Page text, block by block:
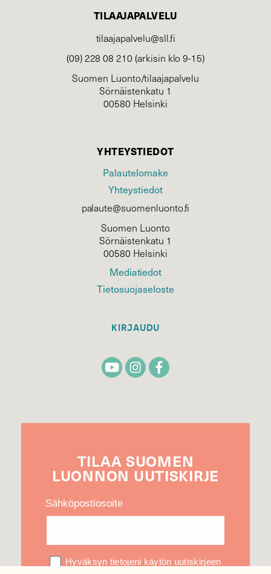
TILAAJAPALVELU
tilaajapalvelu@sll.fi
(09) 228 08 210 (arkisin klo 9-15)
Suomen Luonto/tilaajapalvelu
Sörnäistenkatu 1
00580 Helsinki
YHTEYSTIEDOT
Palautelomake
Yhteystiedot
palaute@suomenluonto.fi
Suomen Luonto
Sörnäistenkatu 1
00580 Helsinki
Mediatiedot
Tietosuojaseloste
KIRJAUDU
TILAA SUOMEN
LUONNON UUTIS­KIRJE
Sähköpostiosoite
Hyväksyn tietojeni käytön uutiskirjeen